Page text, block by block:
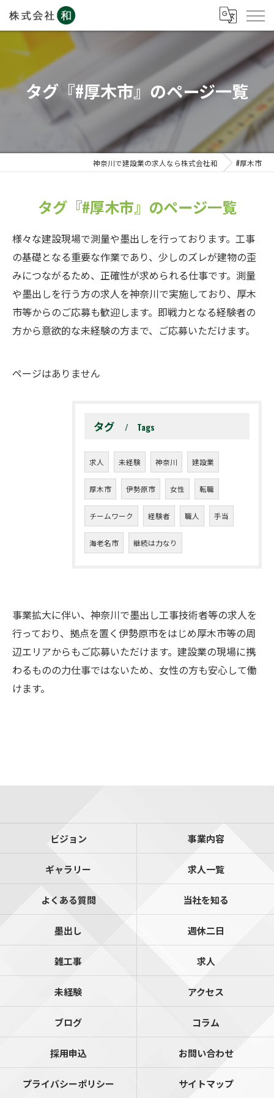
タグ『#厚木市』のページ一覧
神奈川で建設業の求人なら株式会社和 #厚木市
タグ『#厚木市』のページ一覧
様々な建設現場で測量や墨出しを行っております。工事
の基礎となる重要な作業であり、少しのズレが建物の歪
みにつながるため、正確性が求められる仕事です。測量
や墨出しを行う方の求人を神奈川で実施しており、厚木
市等からのご応募も歓迎します。即戦力となる経験者の
方から意欲的な未経験の方まで、ご応募いただけます。
ページはありません
タグ Tags
求人 未経験 神奈川 建設業
厚木市 伊勢原市 女性 転職
チームワーク 経験者 職人 手当
海老名市 継続は力なり
事業拡大に伴い、神奈川で墨出し工事技術者等の求人を
行っており、拠点を置く伊勢原市をはじめ厚木市等の周
辺エリアからもご応募いただけます。建設業の現場に携
わるものの力仕事ではないため、女性の方も安心して働
けます。
ビジョン 事業内容
ギャラリー 求人一覧
よくある質問 当社を知る
墨出し 週休二日
雑工事 求人
未経験 アクセス
ブログ コラム
採用申込 お問い合わせ
プライバシーポリシー サイトマップ